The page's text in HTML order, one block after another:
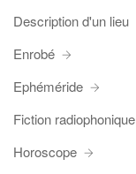
Description d'un lieu
Enrobé
Ephéméride
Fiction radiophonique
Horoscope